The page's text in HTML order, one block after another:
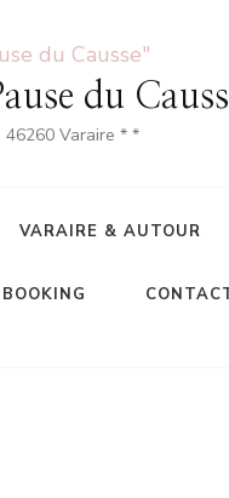
du
46260 Varaire * *
VARAIRE & AUTOUR